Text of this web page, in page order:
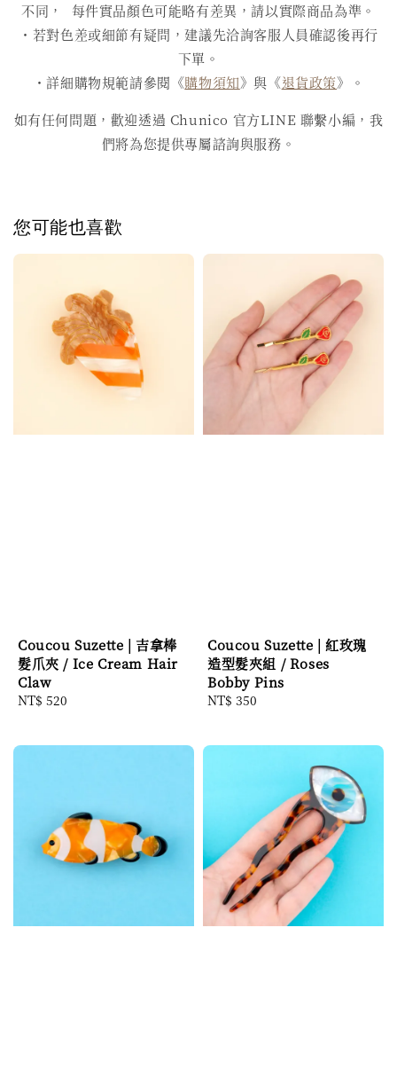
不同， 每件實品顏色可能略有差異，請以實際商品為準。
・若對色差或細節有疑問，建議先洽詢客服人員確認後再行
下單。
・詳細購物規範請參閱《購物須知》與《退貨政策》。
如有任何問題，歡迎透過 Chunico 官方LINE 聯繫小編，我
們將為您提供專屬諮詢與服務。
您可能也喜歡
Coucou Suzette | 吉拿棒
髮爪夾 / Ice Cream Hair
Claw
Regular
NT$ 520
Coucou Suzette | 紅玫瑰
造型髮夾組 / Roses
Bobby Pins
Regular
NT$ 350